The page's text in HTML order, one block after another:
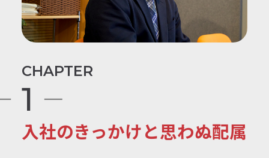
CHAPTER
1
入社のきっかけと思わぬ配属